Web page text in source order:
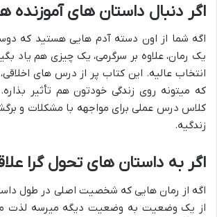
اگر دنبال داستان های آموزنده
اگه شما از اون دسته آدم هایی هستید که
یک رمان، علاوه بر سرگرمی، یک چیزی هم یاد
انتخاب عالیه. این کتاب پر از درس های
که میتونه روی زندگی خودتون هم تأثیر
کلاس درس عملی برای مواجهه با مشکلات و
زندگیه.
اگر به داستان های تحول گرا
اگه از رمان هایی که شخصیت اصلی در طول
از یک وضعیت به وضعیت دیگه میرسه لذت